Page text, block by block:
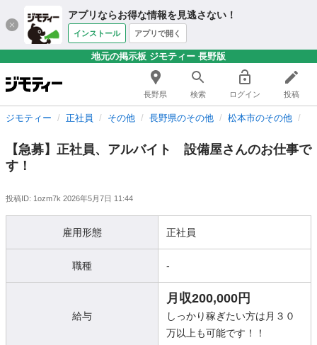
アプリならお得な情報を見逃さない！
インストール アプリで開く
地元の掲示板 ジモティー 長野版
長野県 検索 ログイン 投稿
ジモティー 正社員 その他 長野県のその他 松本市のその他
【急募】正社員、アルバイト 設備屋さんのお仕事で
す！
投稿ID: 1ozm7k 2026年5月7日 11:44
雇用形態 正社員
職種 -
給与
月収200,000円
しっかり稼ぎたい方は月３０
万以上も可能です！！